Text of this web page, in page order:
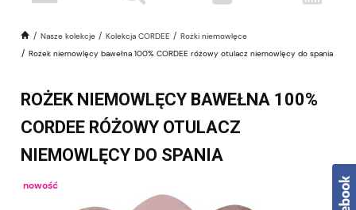
Nasze kolekcje Kolekcja CORDEE
Rożki niemowlęce
Rożek niemowlęcy bawełna 100% CORDEE różowy otulacz niemowlęcy do spania
ROŻEK NIEMOWLĘCY BAWEŁNA 100%
CORDEE RÓŻOWY OTULACZ
NIEMOWLĘCY DO SPANIA
nowość